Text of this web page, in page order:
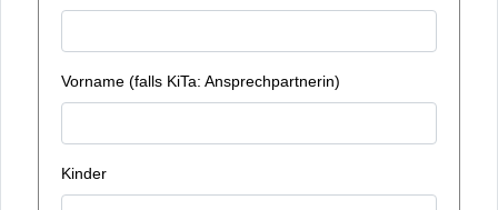
Vorname (falls KiTa: Ansprechpartnerin)
Kinder